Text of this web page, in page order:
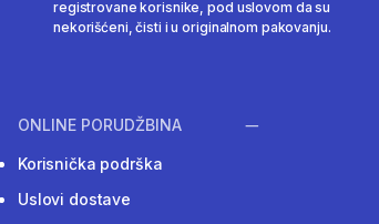
registrovane korisnike, pod uslovom da su
nekorišćeni, čisti i u originalnom pakovanju.
ONLINE PORUDŽBINA
Korisnička podrška
Uslovi dostave